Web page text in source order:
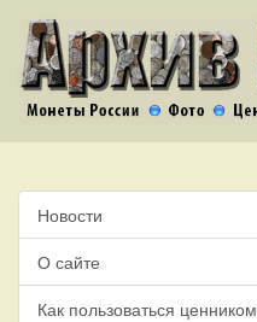
Новости
О сайте
Как пользоваться ценником